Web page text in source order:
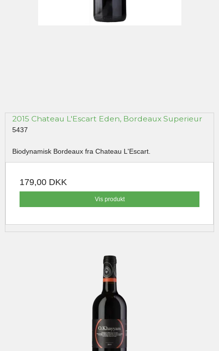
2015 Chateau L'Escart Eden, Bordeaux Superieur
5437
Biodynamisk Bordeaux fra Chateau L'Escart.
179,00 DKK
Vis produkt